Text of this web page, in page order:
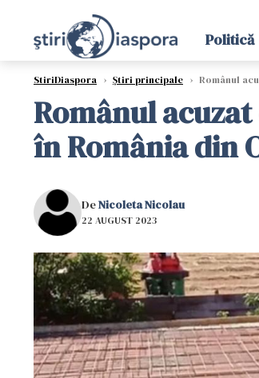
Politică
StiriDiaspora › Știri principale › Românul
Românul
în România din
DeNicoleta Nicolau
22 AUGUST 2023